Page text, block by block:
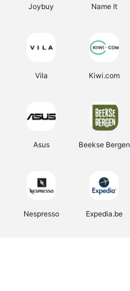
Joybuy Name It
Vila Kiwi.com
Asus Beekse Bergen
Nespresso Expedia.be